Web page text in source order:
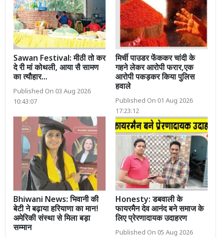
Sawan Festival: मीठी तो कर
दे री मां कोथली, आया सै सामण
का त्यौहार...
Published On 03 Aug 2026
10:43:07
मिर्ची पाउडर फेंककर चांदी के
गहने लेकर आरोपी फरार,एक
आरोपी पकड़कर किया पुलिस
हवाले
Published On 01 Aug 2026
17:23:12
Bhiwani News: भिवानी की
बेटी ने बढ़ाया हरियाणा का मान!
अमेरिकी संस्था से मिला बड़ा
सम्मान
Honesty: डबवाली के
फायरमैन देव आनंद बने समाज के
लिए प्रेरणादायक उदाहरण
Published On 05 Aug 2026